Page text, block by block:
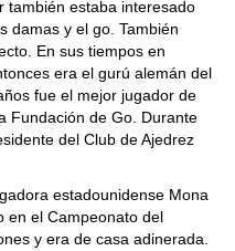
también estaba interesado
damas y el go. También
En sus tiempos en
era el gurú alemán del
fue el mejor jugador de
Fundación de Go. Durante
del Club de Ajedrez
estadounidense Mona
en el Campeonato del
y era de casa adinerada.